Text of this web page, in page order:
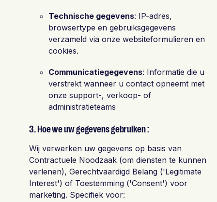
Technische gegevens: IP-adres,
browsertype en gebruiksgegevens
verzameld via onze websiteformulieren en
cookies.
Communicatiegegevens: Informatie die u
verstrekt wanneer u contact opneemt met
onze support-, verkoop- of
administratieteams
3. Hoe we uw gegevens gebruiken :
Wij verwerken uw gegevens op basis van
Contractuele Noodzaak (om diensten te kunnen
verlenen), Gerechtvaardigd Belang ('Legitimate
Interest') of Toestemming ('Consent') voor
marketing. Specifiek voor: